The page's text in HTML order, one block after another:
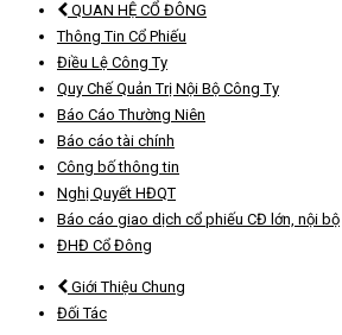
QUAN HỆ CỔ ĐÔNG
Thông Tin Cổ Phiếu
Điều Lệ Công Ty
Quy Chế Quản Trị Nội Bộ Công Ty
Báo Cáo Thường Niên
Báo cáo tài chính
Công bố thông tin
Nghị Quyết HĐQT
Báo cáo giao dịch cổ phiếu CĐ lớn, nội bộ
ĐHĐ Cổ Đông
Giới Thiệu Chung
Đối Tác